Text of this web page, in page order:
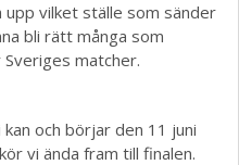
vilket ställe som sänder
bli rätt många som
matcher.
och börjar den 11 juni
vi ända fram till finalen.